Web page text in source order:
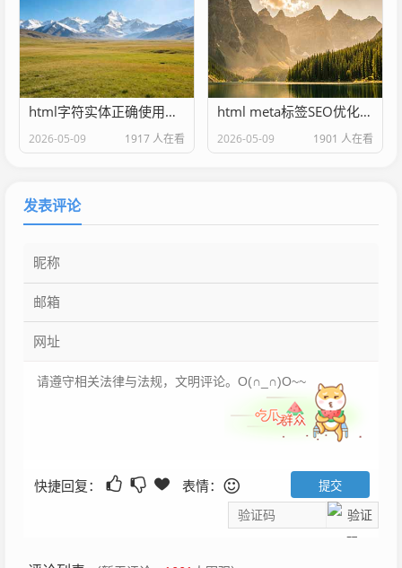
html字符实体正确使用方法
2026-05-09 1917 人在看
html meta标签SEO优化配置
2026-05-09 1901 人在看
发表评论
快捷回复： 表情：